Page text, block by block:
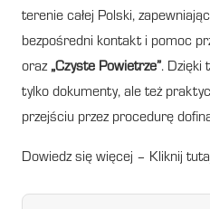
terenie całej Polski,
bezpośredni kontakt i pomoc
oraz „Czyste Powietrze”. Dzięki
tylko dokumenty, ale też
przejściu przez procedurę
Dowiedz się więcej – Kliknij